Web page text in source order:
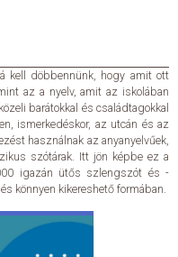
kell döbbennünk, hogy amit ott
az a nyelv, amit az iskolában
barátokkal és családtagokkal
ismerkedéskor, az utcán és az
használnak az anyanyelvűek,
szótárak. Itt jön képbe ez a
igazán ütős szlengszót és -
könnyen kikereshető formában.